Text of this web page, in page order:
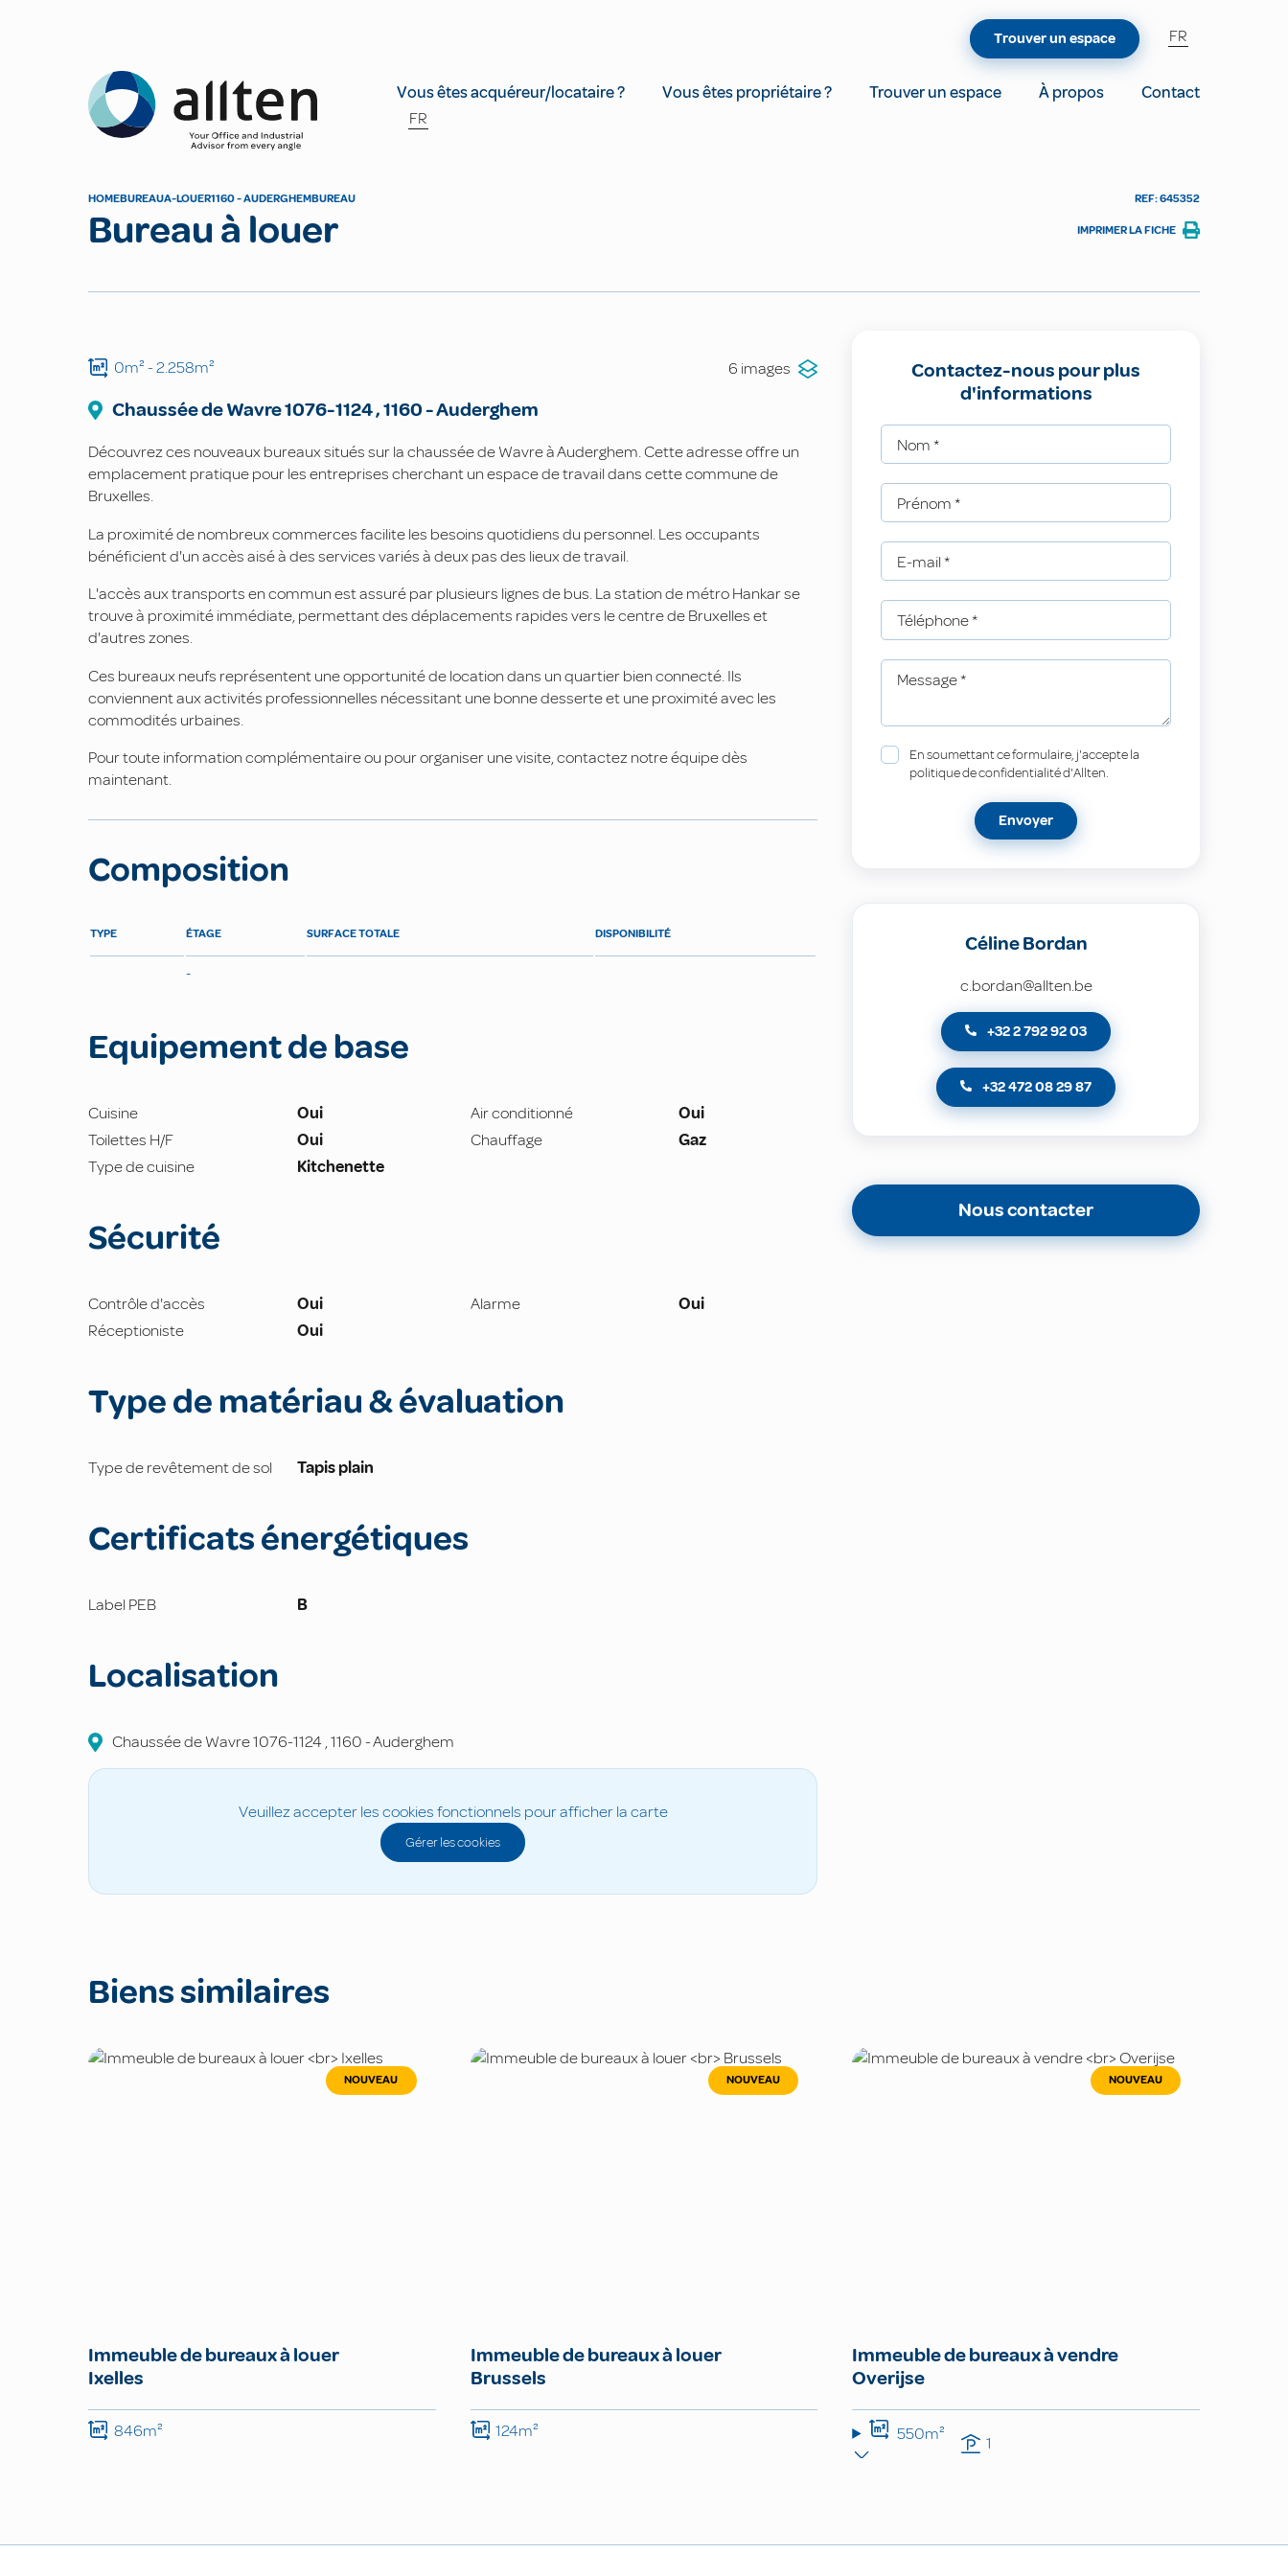
Allten
Vous êtes acquéreur/locataire ? Vous êtes propriétaire ? Trouver un espace À propos
Contact
FR
Trouver un espace FR
HOMEBUREAUA-LOUER1160 - AUDERGHEMBUREAU
Bureau à louer
REF: 645352
IMPRIMER LA FICHE
0m²- 2.258m² 6 images
Chaussée de Wavre1076-1124,1160-Auderghem
Découvrez ces nouveaux bureaux situés sur la chaussée de Wavre à Auderghem. Cette adresse offre un
emplacement pratique pour les entreprises cherchant un espace de travail dans cette commune de
Bruxelles.
La proximité de nombreux commerces facilite les besoins quotidiens du personnel. Les occupants
bénéficient d'un accès aisé à des services variés à deux pas des lieux de travail.
L'accès aux transports en commun est assuré par plusieurs lignes de bus. La station de métro Hankar se
trouve à proximité immédiate, permettant des déplacements rapides vers le centre de Bruxelles et
d'autres zones.
Ces bureaux neufs représentent une opportunité de location dans un quartier bien connecté. Ils
conviennent aux activités professionnelles nécessitant une bonne desserte et une proximité avec les
commodités urbaines.
Pour toute information complémentaire ou pour organiser une visite, contactez notre équipe dès
maintenant.
Composition
TYPE ÉTAGE SURFACE TOTALE DISPONIBILITÉ
-
Equipement de base
Cuisine Oui Air conditionné
Oui
Toilettes H/F
Oui Chauffage
Gaz
Type de cuisine
Kitchenette
Sécurité
Contrôle d'accès Oui Alarme
Oui
Réceptioniste
Oui
Type de matériau & évaluation
Type de revêtement de sol Tapis plain
Certificats énergétiques
Label PEB B
Localisation
Chaussée de Wavre1076-1124,1160-Auderghem
Veuillez accepter les cookies fonctionnels pour afficher la carte
Gérer les cookies
Contactez-nous pour plus
d'informations
Nom *
Prénom *
E-mail *
Téléphone*
Message*
En soumettant ce formulaire, j'accepte la
politique de confidentialité d'Allten.
Envoyer
Céline Bordan
c.bordan@allten.be
+32 2 792 92 03
+32 472 08 29 87
Nous contacter
Biens similaires
NOUVEAU
Immeuble de bureaux à louer
Ixelles
846m²
NOUVEAU
Immeuble de bureaux à louer
Brussels
124m²
NOUVEAU
Immeuble de bureaux à vendre
Overijse
550m² 1